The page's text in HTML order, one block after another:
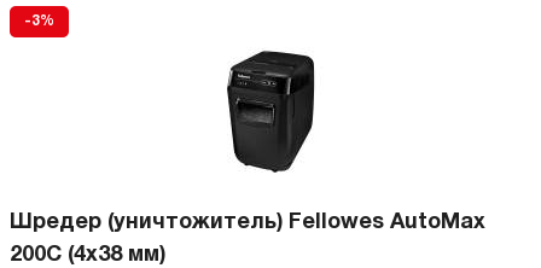
-3%
Шредер (уничтожитель) Fellowes AutoMax
200C (4x38 мм)